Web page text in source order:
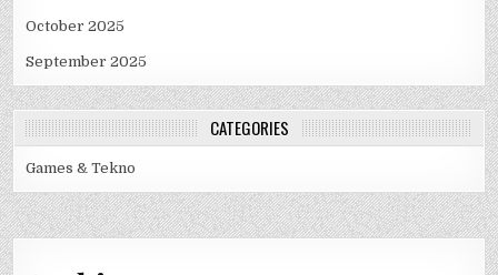
October 2025
September 2025
CATEGORIES
Games & Tekno